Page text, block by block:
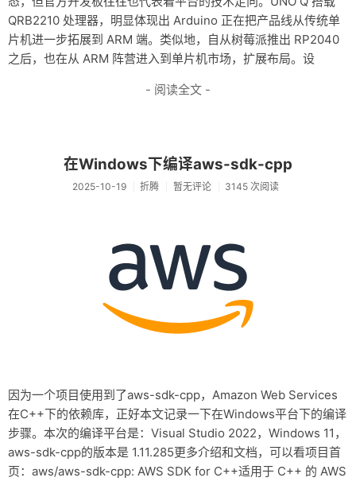
QRB2210 处理器，明显体现出 Arduino 正在把产品线从传统单
片机进一步拓展到 ARM 端。类似地，自从树莓派推出 RP2040
之后，也在从 ARM 阵营进入到单片机市场，扩展布局。设
- 阅读全文 -
在Windows下编译aws-sdk-cpp
2025-10-19 折腾 暂无评论 3145 次阅读
因为一个项目使用到了aws-sdk-cpp，Amazon Web Services
在C++下的依赖库，正好本文记录一下在Windows平台下的编译
步骤。本次的编译平台是：Visual Studio 2022，Windows 11，
aws-sdk-cpp的版本是 1.11.285更多介绍和文档，可以看项目首
页：aws/aws-sdk-cpp: AWS SDK for C++适用于 C++ 的 AWS